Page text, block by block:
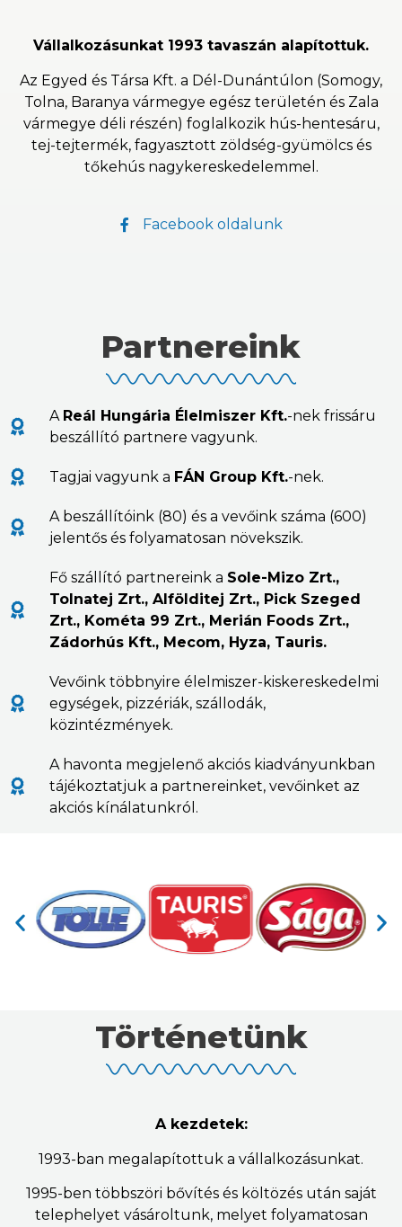
Vállalkozásunkat 1993 tavaszán alapítottuk.
Az Egyed és Társa Kft. a Dél-Dunántúlon (Somogy,
Tolna, Baranya vármegye egész területén és Zala
vármegye déli részén) foglalkozik hús-hentesáru,
tej-tejtermék, fagyasztott zöldség-gyümölcs és
tőkehús nagykereskedelemmel.
Facebook oldalunk
Partnereink
A Reál Hungária Élelmiszer Kft.-nek frissáru
beszállító partnere vagyunk.
Tagjai vagyunk a FÁN Group Kft.-nek.
A beszállítóink (80) és a vevőink száma (600)
jelentős és folyamatosan növekszik.
Fő szállító partnereink a Sole-Mizo Zrt.,
Tolnatej Zrt., Alfölditej Zrt., Pick Szeged
Zrt., Kométa 99 Zrt., Merián Foods Zrt.,
Zádorhús Kft., Mecom, Hyza, Tauris.
Vevőink többnyire élelmiszer-kiskereskedelmi
egységek, pizzériák, szállodák,
közintézmények.
A havonta megjelenő akciós kiadványunkban
tájékoztatjuk a partnereinket, vevőinket az
akciós kínálatunkról.
Történetünk
A kezdetek:
1993-ban megalapítottuk a vállalkozásunkat.
1995-ben többszöri bővítés és költözés után saját
telephelyet vásároltunk, melyet folyamatosan